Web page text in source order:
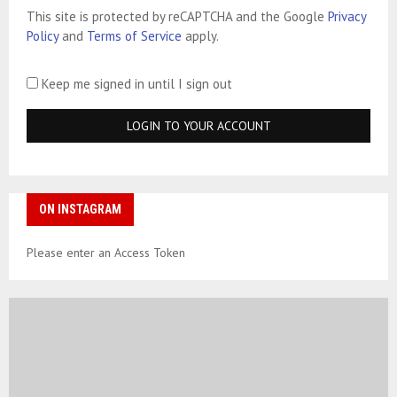
This site is protected by reCAPTCHA and the Google Privacy
Policyand Terms of Service apply.
Keep me signed in until I sign out
ON INSTAGRAM
Please enter an Access Token